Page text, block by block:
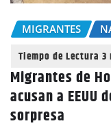
MIGRANTES
Migrantes de
acusan a
sorpresa